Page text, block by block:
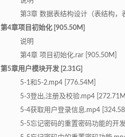
第3章 数据表结构设计（表结构，
第4章项目初始化 [905.50M]
说明
第4章 项目初始化.rar [905.50M]
第5章用户模块开发 [2.31G]
5-1和5-2.mp4 [776.54M]
5-3登出,注册及校验.mp4 [272.71M]
5-4获取用户登录信息.mp4
5-5忘记密码的重置密码功能的开